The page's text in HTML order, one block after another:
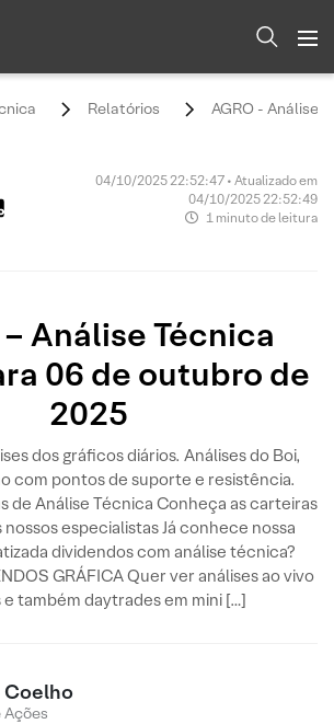
Relatórios AGRO - Análise
04/10/2025 22:52:47 • Atualizado em
04/10/2025 22:52:49
1 minuto de leitura
Análise Técnica
06 de outubro de
2025
dos gráficos diários. Análises do Boi,
com pontos de suporte e resistência.
de Análise Técnica Conheça as carteiras
especialistas Já conhece nossa
dividendos com análise técnica?
GRÁFICA Quer ver análises ao vivo
e também daytrades em mini […]